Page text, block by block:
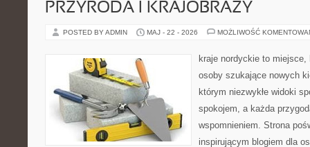
PRZYRODA I KRAJOBRAZY
POSTED BY ADMIN MAJ - 22 - 2026 MOŻLIWOŚĆ
kraje nordyckie to
osoby szukające nowych
którym niezwykłe widoki
spokojem, a każda
wspomnieniem. Strona
inspirującym blogiem dla